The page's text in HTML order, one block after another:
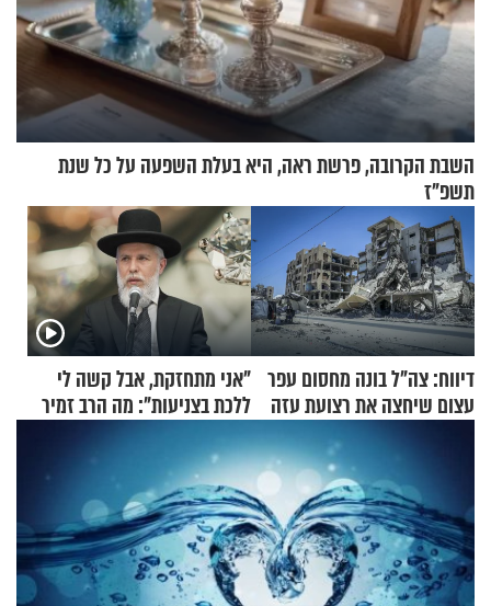
השבת הקרובה, פרשת ראה, היא בעלת השפעה על כל שנת
תשפ"ז
דיווח: צה"ל בונה מחסום עפר
עצום שיחצה את רצועת עזה
"אני מתחזקת, אבל קשה לי
ללכת בצניעות": מה הרב זמיר
כהן המליץ לה לעשות?